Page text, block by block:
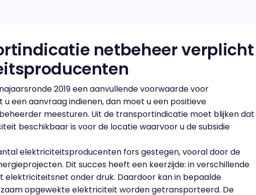
netbeheer verplicht
2019 een aanvullende voorwaarde voor
een aanvraag indienen, dan moet u een positieve
meesturen. Uit de transportindicatie moet blijken dat
beschikbaar is voor de locatie waarvoor u de subsidie
elektriciteitsproducenten fors gestegen, vooral door de
Dit succes heeft een keerzijde: in verschillende
elektriciteitsnet onder druk. Daardoor kan in bepaalde
opgewekte elektriciteit worden getransporteerd. De